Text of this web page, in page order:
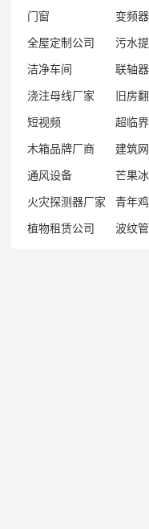
门窗
变频
全屋定制公司
污水
洁净车间
联轴
浇注母线厂家
旧房
短视频
木箱品牌厂商
建筑
通风设备
芒果
火灾探测器厂家
青年
植物租赁公司